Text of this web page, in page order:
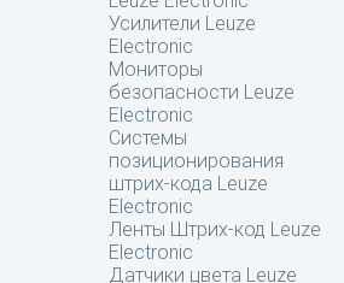
Усилители Leuze
Electronic
Мониторы
безопасности Leuze
Electronic
Системы
позиционирования
штрих-кода Leuze
Electronic
Ленты Штрих-код Leuze
Electronic
Датчики цвета Leuze